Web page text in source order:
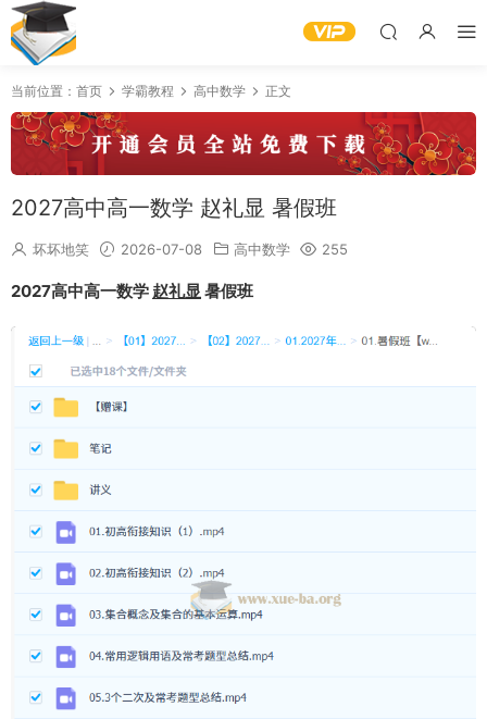
当前位置： 首页 学霸教程 高中数学 正文
2027高中高一数学 赵礼显 暑假班
坏坏地笑 2026-07-08 高中数学 255
2027高中高一数学 赵礼显暑假班